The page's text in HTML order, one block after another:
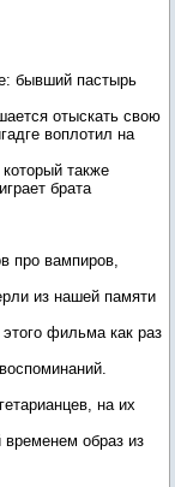
бывший пастырь
отыскать свою
воплотил на
также
брата
про вампиров,
из нашей памяти
фильма как раз
на их
образ из